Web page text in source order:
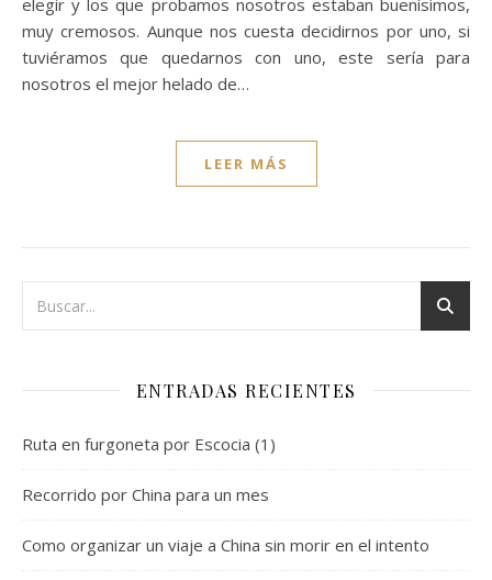
muy cremosos. Aunque nos cuesta decidirnos por uno, si
tuviéramos que quedarnos con uno, este sería para
nosotros el mejor helado de…
LEER MÁS
ENTRADAS RECIENTES
Ruta en furgoneta por Escocia (1)
Recorrido por China para un mes
Como organizar un viaje a China sin morir en el intento